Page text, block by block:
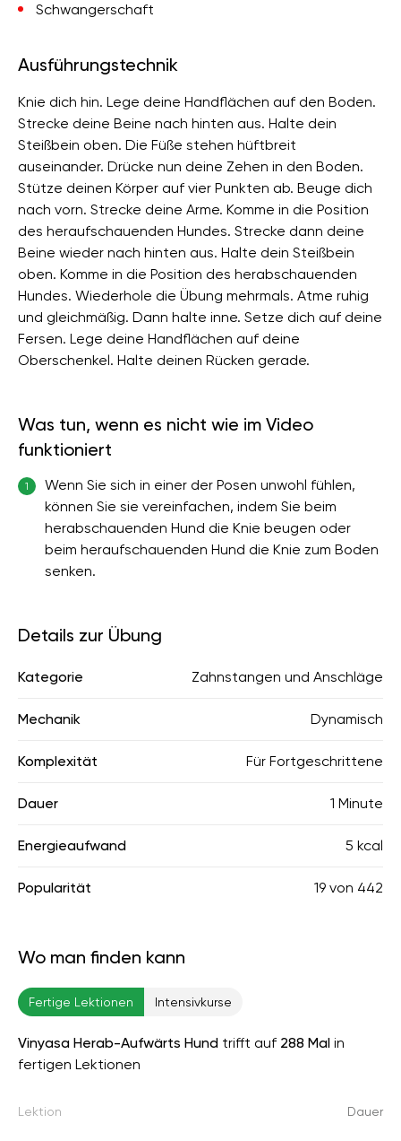
Schwangerschaft
Ausführungstechnik
Knie dich hin. Lege deine Handflächen auf den Boden.
Strecke deine Beine nach hinten aus. Halte dein
Steißbein oben. Die Füße stehen hüftbreit
auseinander. Drücke nun deine Zehen in den Boden.
Stütze deinen Körper auf vier Punkten ab. Beuge dich
nach vorn. Strecke deine Arme. Komme in die Position
des heraufschauenden Hundes. Strecke dann deine
Beine wieder nach hinten aus. Halte dein Steißbein
oben. Komme in die Position des herabschauenden
Hundes. Wiederhole die Übung mehrmals. Atme ruhig
und gleichmäßig. Dann halte inne. Setze dich auf deine
Fersen. Lege deine Handflächen auf deine
Oberschenkel. Halte deinen Rücken gerade.
Was tun, wenn es nicht wie im Video
funktioniert
1
Wenn Sie sich in einer der Posen unwohl fühlen,
können Sie sie vereinfachen, indem Sie beim
herabschauenden Hund die Knie beugen oder
beim heraufschauenden Hund die Knie zum Boden
senken.
Details zur Übung
Kategorie Zahnstangen und Anschläge
Mechanik Dynamisch
Komplexität Für Fortgeschrittene
Dauer 1 Minute
Energieaufwand 5 kcal
Popularität 19 von 442
Wo man finden kann
Fertige Lektionen Intensivkurse
Vinyasa Herab-Aufwärts Hund trifft auf 288 Mal in
fertigen Lektionen
Lektion Dauer